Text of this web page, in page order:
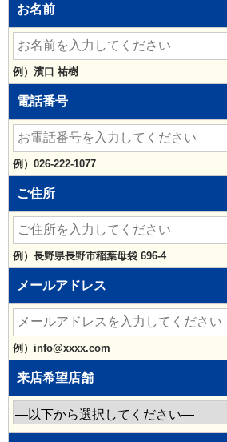
お名前
例）濱口 祐樹
電話番号
例）026-222-1077
ご住所
例）長野県長野市稲葉母袋 696-4
メールアドレス
例）info@xxxx.com
来店希望店舗